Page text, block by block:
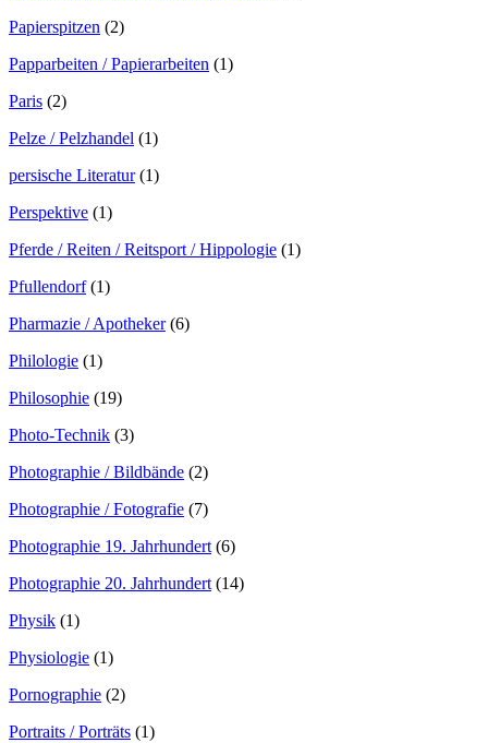
Papierspitzen (2)
Papparbeiten / Papierarbeiten (1)
Paris (2)
Pelze / Pelzhandel (1)
persische Literatur (1)
Perspektive (1)
Pferde / Reiten / Reitsport / Hippologie (1)
Pfullendorf (1)
Pharmazie / Apotheker (6)
Philologie (1)
Philosophie (19)
Photo-Technik (3)
Photographie / Bildbände (2)
Photographie / Fotografie (7)
Photographie 19. Jahrhundert (6)
Photographie 20. Jahrhundert (14)
Physik (1)
Physiologie (1)
Pornographie (2)
Portraits / Porträts (1)